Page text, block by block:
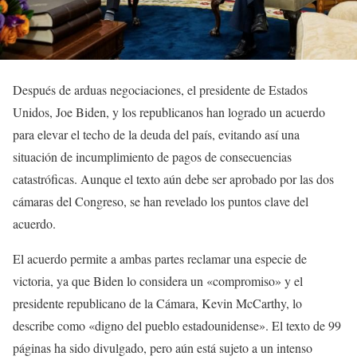
Después de arduas negociaciones, el presidente de Estados
Unidos, Joe Biden, y los republicanos han logrado un acuerdo
para elevar el techo de la deuda del país, evitando así una
situación de incumplimiento de pagos de consecuencias
catastróficas. Aunque el texto aún debe ser aprobado por las dos
cámaras del Congreso, se han revelado los puntos clave del
acuerdo.
El acuerdo permite a ambas partes reclamar una especie de
victoria, ya que Biden lo considera un «compromiso» y el
presidente republicano de la Cámara, Kevin McCarthy, lo
describe como «digno del pueblo estadounidense». El texto de 99
páginas ha sido divulgado, pero aún está sujeto a un intenso